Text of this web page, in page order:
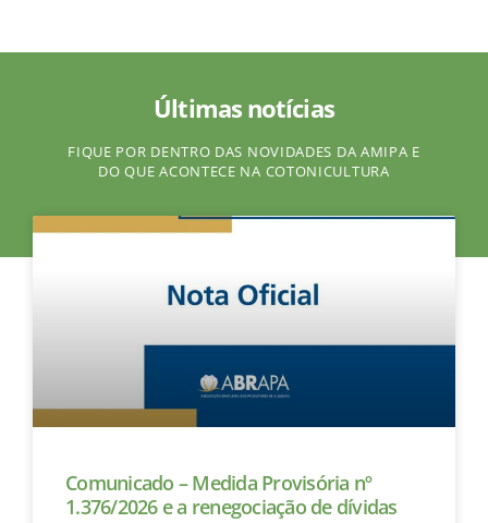
Últimas notícias
FIQUE POR DENTRO DAS NOVIDADES DA AMIPA E
DO QUE ACONTECE NA COTONICULTURA
Comunicado – Medida Provisória nº
1.376/2026 e a renegociação de dívidas